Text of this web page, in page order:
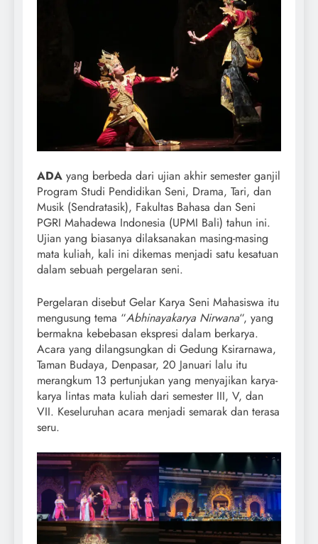
ADA yang berbeda dari ujian akhir semester ganjil
Program Studi Pendidikan Seni, Drama, Tari, dan
Musik (Sendratasik), Fakultas Bahasa dan Seni
PGRI Mahadewa Indonesia (UPMI Bali) tahun ini.
Ujian yang biasanya dilaksanakan masing-masing
mata kuliah, kali ini dikemas menjadi satu kesatuan
dalam sebuah pergelaran seni.
Pergelaran disebut Gelar Karya Seni Mahasiswa itu
mengusung tema “Abhinayakarya Nirwana“, yang
bermakna kebebasan ekspresi dalam berkarya.
Acara yang dilangsungkan di Gedung Ksirarnawa,
Taman Budaya, Denpasar, 20 Januari lalu itu
merangkum 13 pertunjukan yang menyajikan karya-
karya lintas mata kuliah dari semester III, V, dan
VII. Keseluruhan acara menjadi semarak dan terasa
seru.